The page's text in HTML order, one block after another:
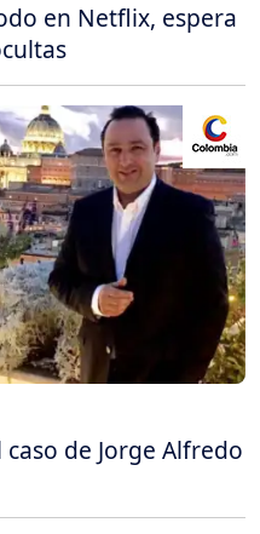
en Netflix, espera
de Jorge Alfredo